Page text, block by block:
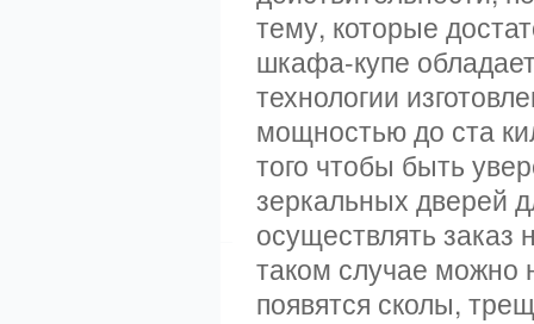
тему, которые
шкафа-купе
технологии
мощностью до ста
того чтобы быть
зеркальных дверей
осуществлять заказ
таком случае можно
появятся сколы,